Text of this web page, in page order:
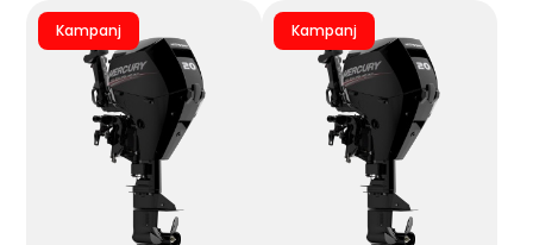
Kampanj Kampanj